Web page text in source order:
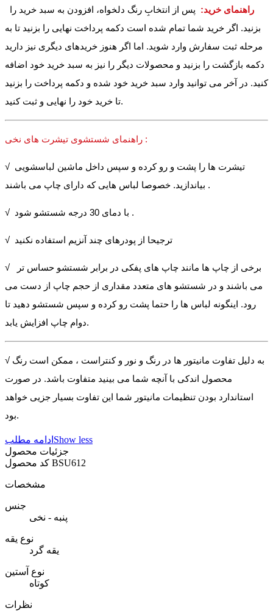
راهنمای خرید: پس از انتخابِ رنگ دلخواه، افزودن به سبد خرید را
بزنید. اگر خرید شما تمام شده است دکمه پرداخت نهایی را بزنید تا به
مرحله ثبت سفارش وارد شوید. اما اگر هنوز خریدهای دیگری نیز دارید
دکمه بازگشت را بزنید و محصولات دیگر را نیز به سبد خرید خود اضافه
کنید. در آخر می توانید وارد سبد خرید خود شده و دکمه پرداخت را بزنید
تا خرید خود را نهایی و ثبت کنید.
راهنمای شستشوی تیشرت های نخی :
√ تیشرت ها را پشت و رو کرده و سپس داخل ماشین لباسشویی
بیاندازید. خصوصا لباس هایی که دارای چاپ می باشند .
√ با دمای 30 درجه شستشو شود .
√ برخی از چاپ ها مانند چاپ های پفکی در برابر شستشو حساس تر
می باشند و در شستشو های متعدد مقداری از حجم چاپ از دست می
رود. اینگونه لباس ها را حتما پشت رو کرده و سپس شستشو دهید تا
دوام چاپ افزایش یابد.
√ به دلیل تفاوت مانیتور ها در رنگ و نور و کنتراست ، ممکن است رنگ
محصول اندکی با آنچه شما می بینید متفاوت باشد. در صورت
استاندارد بودن تنظیمات مانیتور شما این تفاوت بسیار جزیی خواهد
بود.
ادامه مطلب Show less
جزئیات محصول
BSU612
مشخصات
جنس
پنبه - نخی
نوع یقه
یقه گرد
نوع آستین
کوتاه
نظرات